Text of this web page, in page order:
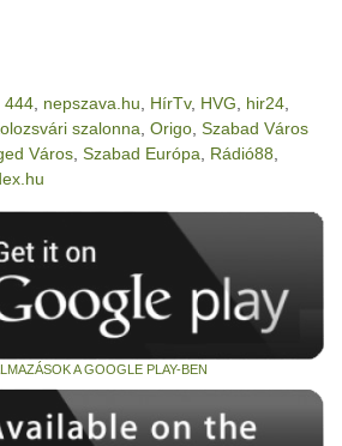
444 nepszava.hu HírTv, HVG hir24
szalonna Origo Szabad Város
Város Szabad Európa Rádió88
A GOOGLE PLAY-BEN